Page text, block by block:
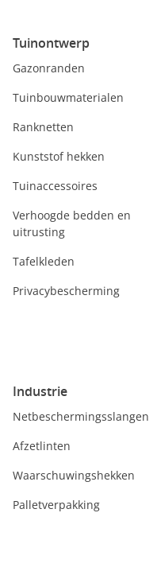
Tuinontwerp
Gazonranden
Tuinbouwmaterialen
Ranknetten
Kunststof hekken
Tuinaccessoires
Verhoogde bedden en
uitrusting
Tafelkleden
Privacybescherming
Industrie
Netbeschermingsslangen
Afzetlinten
Waarschuwingshekken
Palletverpakking